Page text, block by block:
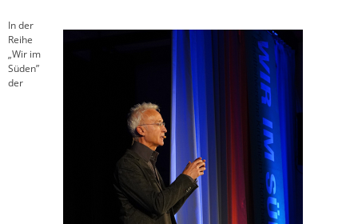
In der
Reihe
„Wir im
Süden”
der